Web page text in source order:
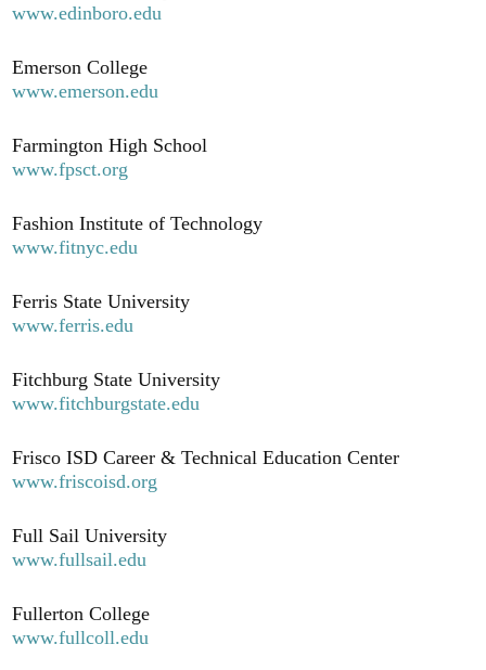
www.edinboro.edu
Emerson College
www.emerson.edu
Farmington High School
www.fpsct.org
Fashion Institute of Technology
www.fitnyc.edu
Ferris State University
www.ferris.edu
Fitchburg State University
www.fitchburgstate.edu
Frisco ISD Career & Technical Education Center
www.friscoisd.org
Full Sail University
www.fullsail.edu
Fullerton College
www.fullcoll.edu